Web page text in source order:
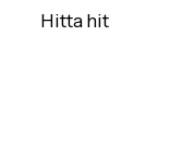
Hitta hit